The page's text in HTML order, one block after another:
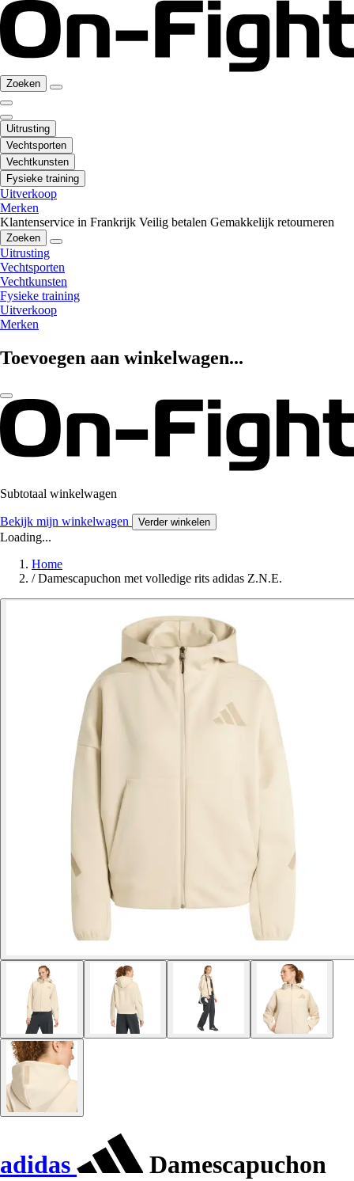
Zoeken
Uitrusting
Vechtsporten
Vechtkunsten
Fysieke training
Uitverkoop
Merken
Klantenservice in Frankrijk Veilig betalen Gemakkelijk retourneren
Zoeken
Uitrusting
Vechtsporten
Vechtkunsten
Fysieke training
Uitverkoop
Merken
Toevoegen aan winkelwagen...
Subtotaal winkelwagen
Bekijk mijn winkelwagen Verder winkelen
Loading...
Home
/ Damescapuchon met volledige rits adidas Z.N.E.
adidas
Damescapuchon